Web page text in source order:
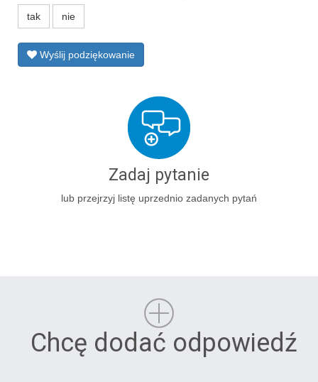
tak nie
Wyślij podziękowanie
Zadaj pytanie
lub przejrzyj listę uprzednio zadanych pytań
Chcę dodać odpowiedź